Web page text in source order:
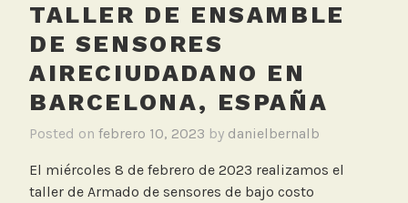
TALLER DE ENSAMBLE
DE SENSORES
AIRECIUDADANO EN
BARCELONA, ESPAÑA
Posted on febrero 10, 2023 by danielbernalb
El miércoles 8 de febrero de 2023 realizamos el
taller de Armado de sensores de bajo costo